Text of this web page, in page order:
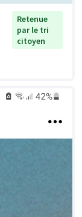
Retenue
par le tri
citoyen